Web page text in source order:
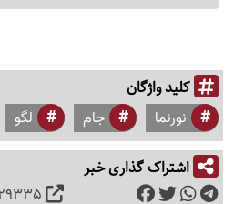
کلید واژگان
نورنما جام لگو
اشتراک گذاری خبر